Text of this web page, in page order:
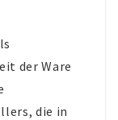
der Ware
die in